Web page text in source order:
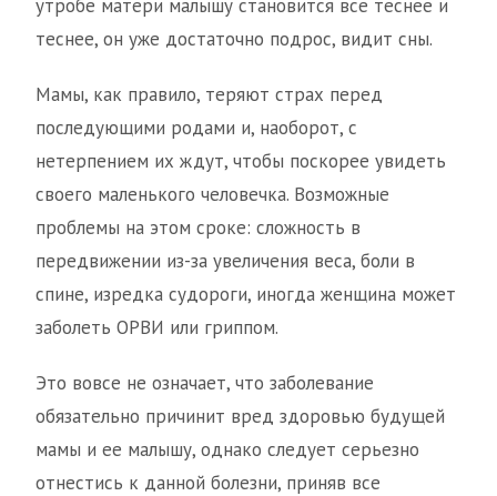
утробе матери малышу становится все теснее и
теснее, он уже достаточно подрос, видит сны.
Мамы, как правило, теряют страх перед
последующими родами и, наоборот, с
нетерпением их ждут, чтобы поскорее увидеть
своего маленького человечка. Возможные
проблемы на этом сроке: сложность в
передвижении из-за увеличения веса, боли в
спине, изредка судороги, иногда женщина может
заболеть ОРВИ или гриппом.
Это вовсе не означает, что заболевание
обязательно причинит вред здоровью будущей
мамы и ее малышу, однако следует серьезно
отнестись к данной болезни, приняв все